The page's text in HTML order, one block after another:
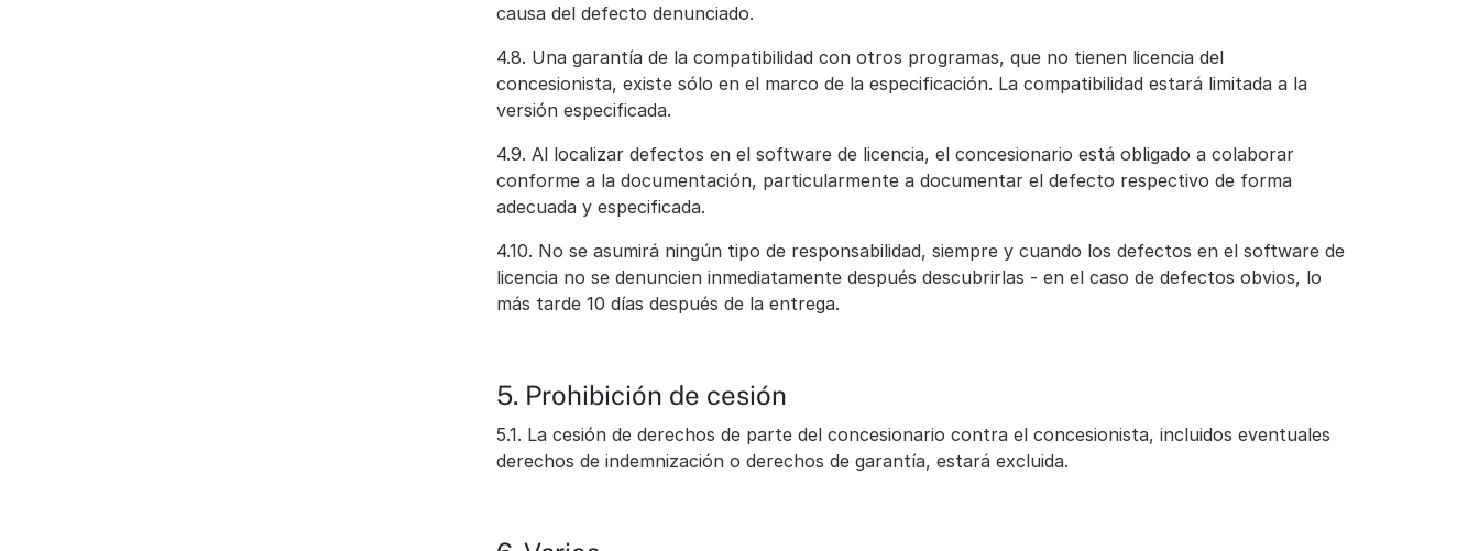
causa del defecto denunciado.
4.8. Una garantía de la compatibilidad con otros programas, que no tienen licencia del
concesionista, existe sólo en el marco de la especificación. La compatibilidad estará limitada a la
versión especificada.
4.9. Al localizar defectos en el software de licencia, el concesionario está obligado a colaborar
conforme a la documentación, particularmente a documentar el defecto respectivo de forma
adecuada y especificada.
4.10. No se asumirá ningún tipo de responsabilidad, siempre y cuando los defectos en el software de
licencia no se denuncien inmediatamente después descubrirlas - en el caso de defectos obvios, lo
más tarde 10 días después de la entrega.
5. Prohibición de cesión
5.1. La cesión de derechos de parte del concesionario contra el concesionista, incluidos eventuales
derechos de indemnización o derechos de garantía, estará excluida.